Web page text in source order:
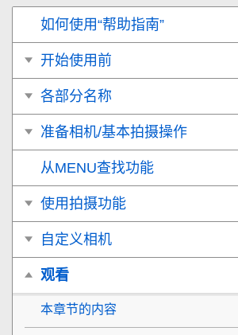
如何使用“帮助指南”
开始使用前
各部分名称
准备相机/基本拍摄操作
从MENU查找功能
使用拍摄功能
自定义相机
观看
本章节的内容